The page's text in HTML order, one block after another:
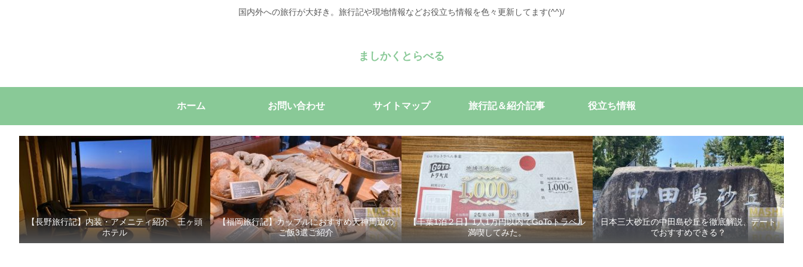
国内外への旅行が大好き。旅行記や現地情報などお役立ち情報を色々更新してます(^^)/
ましかくとらべる
ホーム お問い合わせ サイトマップ 旅行記＆紹介記事 役立ち情報
【長野旅行記】内装・アメニティ紹介 王ヶ頭
ホテル
【福岡旅行記】カップルにおすすめ天神周辺の
ご飯3選ご紹介
【千葉1泊２日】1人1万円以内でGoToトラベル
満喫してみた。
日本三大砂丘の中田島砂丘を徹底解説、デート
でおすすめできる？